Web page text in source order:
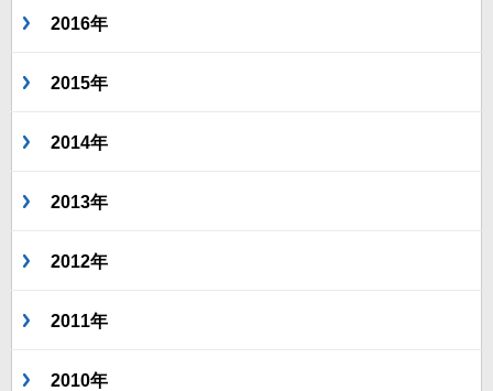
2016年
2015年
2014年
2013年
2012年
2011年
2010年